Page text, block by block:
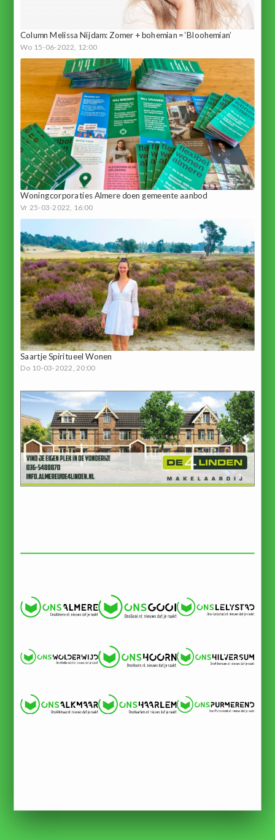
Column Melissa Nijdam: Zomer + bohemian = ‘Bloohemian’
Wo 15-06-2022, 12:00
Woningcorporaties Almere doen gemeente aanbod
Vr 25-03-2022, 16:00
Saartje Spiritueel Wonen
Do 10-03-2022, 20:00